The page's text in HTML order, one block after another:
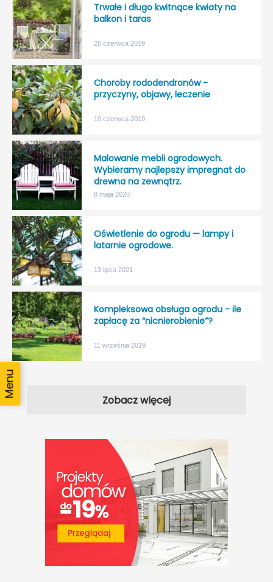
Trwałe i długo kwitnące kwiaty na
balkon i taras
28 czerwca 2019
Choroby rododendronów -
przyczyny, objawy, leczenie
10 czerwca 2019
Malowanie mebli ogrodowych.
Wybieramy najlepszy impregnat do
drewna na zewnątrz.
8 maja 2020
Oświetlenie do ogrodu — lampy i
latarnie ogrodowe.
13 lipca 2021
Kompleksowa obsługa ogrodu - ile
zapłacę za “nicnierobienie”?
11 września 2019
Zobacz więcej